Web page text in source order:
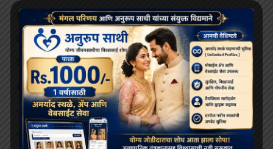
November 2025
October 2025
September 2025
August 2025
July 2025
June 2025